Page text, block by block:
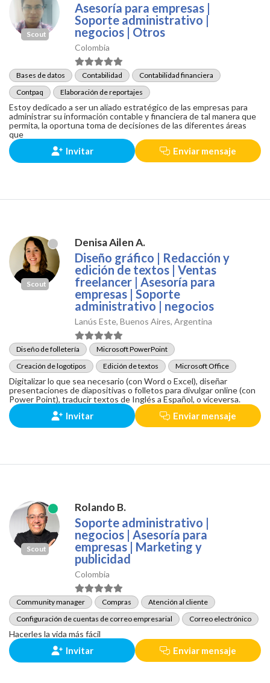
Scout
Asesoría para empresas |
Soporte administrativo |
negocios | Otros
Colombia
Bases de datos Contabilidad
Contabilidad financiera
Contpaq
Elaboración de reportajes
Estoy dedicado a ser un aliado estratégico de las empresas para
administrar su información contable y financiera de tal manera que
permita, la oportuna toma de decisiones de las diferentes áreas
que
Invitar Enviar mensaje
Scout
Denisa Ailen A.
Diseño gráfico | Redacción y
edición de textos | Ventas
freelancer | Asesoría para
empresas | Soporte
administrativo | negocios
Lanús Este, Buenos Aires, Argentina
Diseño de folletería
Microsoft PowerPoint
Creación de logotipos
Edición de textos Microsoft Office
Digitalizar lo que sea necesario (con Word o Excel), diseñar
presentaciones de diapositivas o folletos para divulgar online (con
Power Point), traducir textos de Inglés a Español, o viceversa.
Invitar Enviar mensaje
Scout
Rolando B.
Soporte administrativo |
negocios | Asesoría para
empresas | Marketing y
publicidad
Colombia
Community manager Compras
Atención al cliente
Configuración de cuentas de correo empresarial
Correo electrónico
Hacerles la vida más fácil
Invitar Enviar mensaje